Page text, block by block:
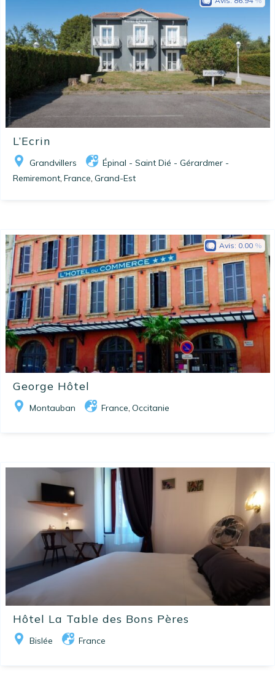
L’Ecrin
Grandvillers
Épinal - Saint Dié - Gérardmer -
Remiremont, France, Grand-Est
George Hôtel
Montauban France, Occitanie
Avis: 0.00
Hôtel La Table des Bons Pères
Bislée France